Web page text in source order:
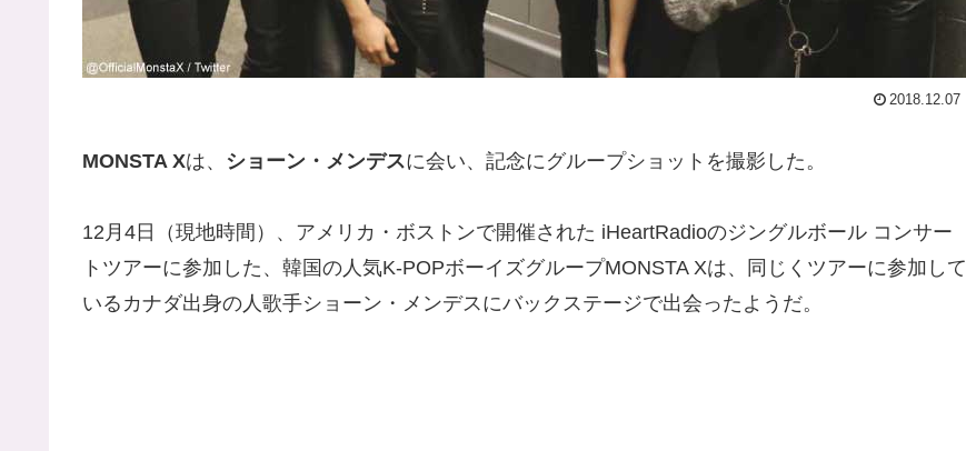
2018.12.07
MONSTA Xは、 ショーン・メンデスに会い、記念にグループショットを撮影した。
12月4日（現地時間）、アメリカ・ボストンで開催された iHeartRadioのジングルボール コンサー
トツアーに参加した、韓国の人気K-POPボーイズグループMONSTA Xは、同じくツアーに参加して
いるカナダ出身の人歌手ショーン・メンデスにバックステージで出会ったようだ。